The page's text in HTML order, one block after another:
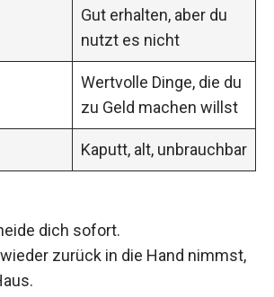
Gut erhalten, aber du
nutzt es nicht
Wertvolle Dinge, die du
zu Geld machen willst
Kaputt, alt, unbrauchbar
dich sofort.
zurück in die Hand nimmst,